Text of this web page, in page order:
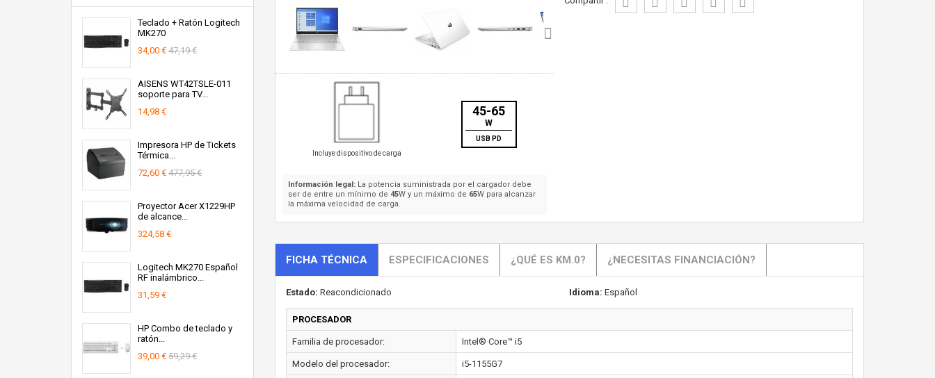
Teclado + Ratón Logitech
MK270
34,00 € 47,19 €
AISENS WT42TSLE-011
soporte para TV...
14,98 €
Impresora HP de Tickets
Térmica...
72,60 € 477,95 €
Proyector Acer X1229HP
de alcance...
324,58 €
Logitech MK270 Español
RF inalámbrico...
31,59 €
HP Combo de teclado y
ratón...
39,00 € 59,29 €
Incluye dispositivo de carga
45-65
W
USB PD
Información legal:La potencia suministrada por el cargador debe
ser de entre un mínimo de 45W y un máximo de 65W para alcanzar
la máxima velocidad de carga.
FICHA TÉCNICA ESPECIFICACIONES ¿QUÉ ES KM.0? ¿NECESITAS FINANCIACIÓN?
Estado: Reacondicionado Idioma: Español
PROCESADOR
Familia de procesador: Intel® Core™ i5
Modelo del procesador: i5-1155G7